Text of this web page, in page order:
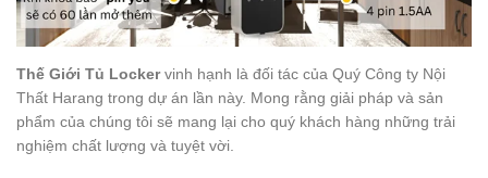
Thế Giới Tủ Lockervinh hạnh là đối tác của Quý Công ty Nội
Thất Harang trong dự án lần này. Mong rằng giải pháp và sản
phẩm của chúng tôi sẽ mang lại cho quý khách hàng những trải
nghiệm chất lượng và tuyệt vời.